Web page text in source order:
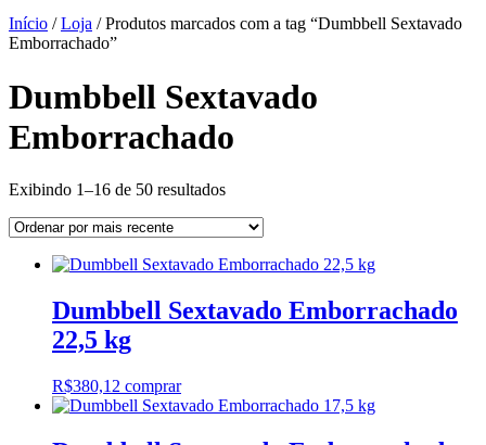
Início /Loja / Produtos marcados com a tag “Dumbbell Sextavado
Emborrachado”
Dumbbell Sextavado
Emborrachado
Exibindo 1–16 de 50 resultadosClassificado
mais
Dumbbell Sextavado Emborrachado
22,5 kg
R$380,12 comprar